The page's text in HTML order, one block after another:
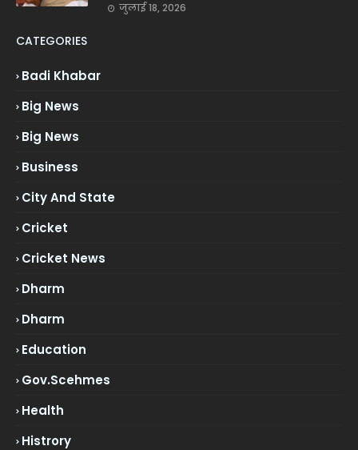
जुलाई 18, 2026
CATEGORIES
Badi Khabar
Big News
Big News
Business
City And State
Cricket
Cricket News
Dharm
Dharm
Education
Gov.scehmes
Health
Histrory